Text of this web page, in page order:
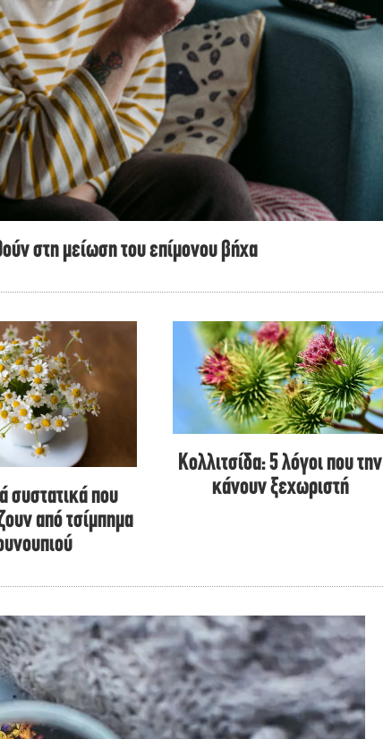
στη μείωση του επίμονου βήχα
συστατικά που
από τσίμπημα
Κολλιτσίδα: 5 λόγοι που την
κάνουν ξεχωριστή